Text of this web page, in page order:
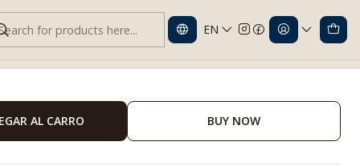
EN
de Ruedas | Comodidad y Prevención
AL CARRO BUY NOW